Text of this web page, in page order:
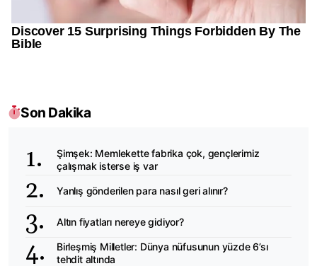
Son Dakika
Şimşek: Memlekette fabrika çok, gençlerimiz
çalışmak isterse iş var
Yanlış gönderilen para nasıl geri alınır?
Altın fiyatları nereye gidiyor?
Birleşmiş Milletler: Dünya nüfusunun yüzde 6’sı
tehdit altında